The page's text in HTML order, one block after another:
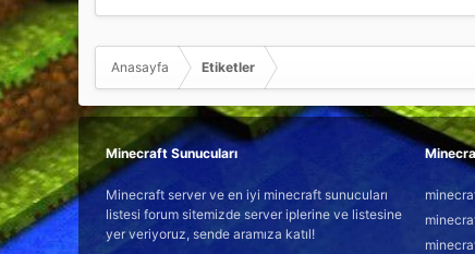
Anasayfa Etiketler
Minecraft Sunucuları
Minecraft server ve en iyi minecraft sunucuları
listesi forum sitemizde server iplerine ve listesine
yer veriyoruz, sende aramıza katıl!